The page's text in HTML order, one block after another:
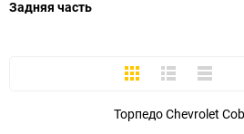
Задняя часть
ПлиткаПодробно
Торпедо Chevrolet